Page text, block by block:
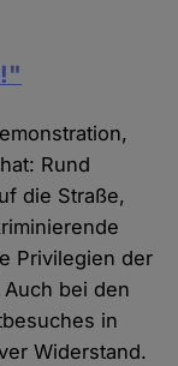
Rund
die Straße,
Privilegien der
bei den
in
Widerstand.